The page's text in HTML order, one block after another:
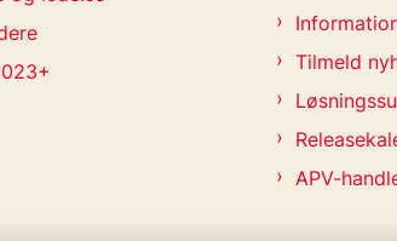
Tilmeld
APV-